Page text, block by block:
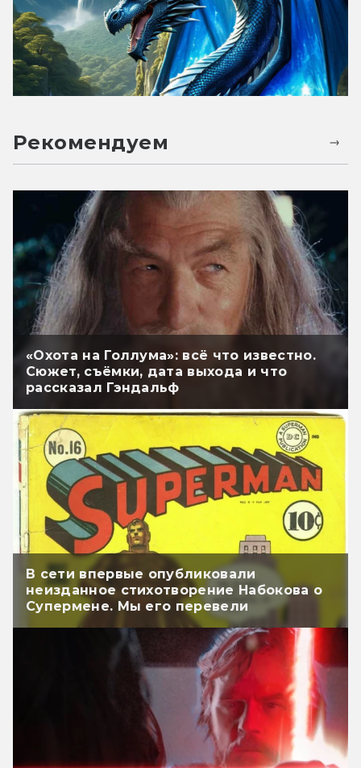
Рекомендуем
«Охота на Голлума»: всё что известно.
Сюжет, съёмки, дата выхода и что
рассказал Гэндальф
В сети впервые опубликовали
неизданное стихотворение Набокова о
Супермене. Мы его перевели